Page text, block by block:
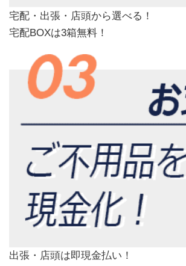
宅配・出張・店頭から選べる！
宅配BOXは3箱無料！
出張・店頭は即現金払い！